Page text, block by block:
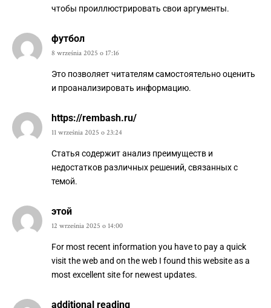
чтобы проиллюстрировать свои аргументы.
футбол
8 września 2025 o 17:16
Это позволяет читателям самостоятельно оценить
и проанализировать информацию.
https://rembash.ru/
11 września 2025 o 23:24
Статья содержит анализ преимуществ и
недостатков различных решений, связанных с
темой.
этой
12 września 2025 o 14:00
For most recent information you have to pay a quick
visit the web and on the web I found this website as a
most excellent site for newest updates.
additional reading